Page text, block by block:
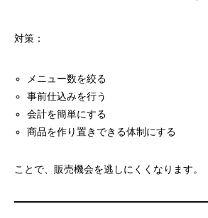
対策：
メニュー数を絞る
事前仕込みを行う
会計を簡単にする
商品を作り置きできる体制にする
ことで、販売機会を逃しにくくなります。